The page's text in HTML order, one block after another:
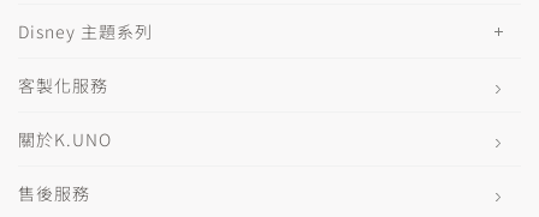
Disney 主題系列
客製化服務
關於K.UNO
售後服務